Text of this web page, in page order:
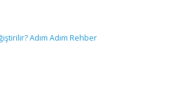
Adım Adım Rehber